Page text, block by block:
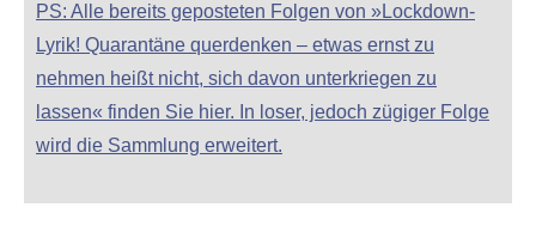
PS: Alle bereits geposteten Folgen von »Lockdown-
Lyrik! Quarantäne querdenken – etwas ernst zu
nehmen heißt nicht, sich davon unterkriegen zu
lassen« finden Sie hier. In loser, jedoch zügiger Folge
wird die Sammlung erweitert.